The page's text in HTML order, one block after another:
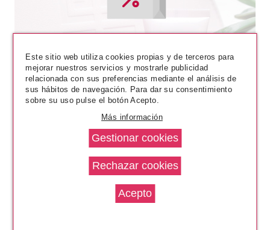
Este sitio web utiliza cookies propias y de terceros para
mejorar nuestros servicios y mostrarle publicidad
relacionada con sus preferencias mediante el análisis de
sus hábitos de navegación. Para dar su consentimiento
sobre su uso pulse el botón Acepto.
Más información